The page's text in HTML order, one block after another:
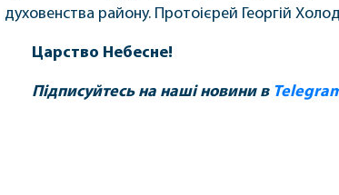
духовенства району. Протоієрей Георгій
Царство Небесне!
Підписуйтесь на наші новини в